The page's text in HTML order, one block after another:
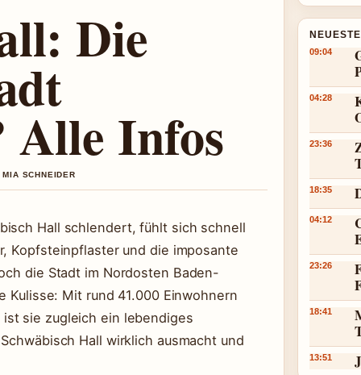
Die
Alle Infos
SCHNEIDER
Hall schlendert, fühlt sich schnell
Kopfsteinpflaster und die imposante
die Stadt im Nordosten Baden-
Mit rund 41.000 Einwohnern
sie zugleich ein lebendiges
Hall wirklich ausmacht und
09:04
04:28
23:36
18:35
04:12
23:26
18:41
13:51